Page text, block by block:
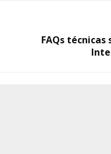
FAQs técnicas